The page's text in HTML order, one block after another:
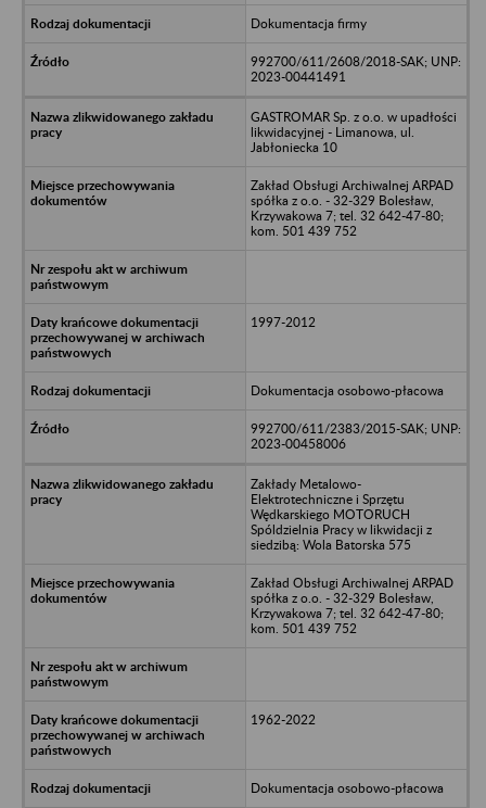
Dokumentacja firmy
992700/611/2608/2018-SAK; UNP:
2023-00441491
GASTROMAR Sp. z o.o. w upadłości
likwidacyjnej - Limanowa, ul.
Jabłoniecka 10
Zakład Obsługi Archiwalnej ARPAD
spółka z o.o. - 32-329 Bolesław,
Krzywakowa 7; tel. 32 642-47-80;
kom. 501 439 752
1997-2012
Dokumentacja osobowo-płacowa
992700/611/2383/2015-SAK; UNP:
2023-00458006
Zakłady Metalowo-
Elektrotechniczne i Sprzętu
Wędkarskiego MOTORUCH
Spóldzielnia Pracy w likwidacji z
siedzibą: Wola Batorska 575
Zakład Obsługi Archiwalnej ARPAD
spółka z o.o. - 32-329 Bolesław,
Krzywakowa 7; tel. 32 642-47-80;
kom. 501 439 752
1962-2022
Dokumentacja osobowo-płacowa